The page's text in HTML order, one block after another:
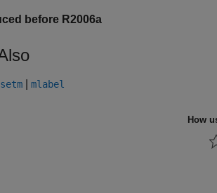
before R2006a
setm mlabel
How